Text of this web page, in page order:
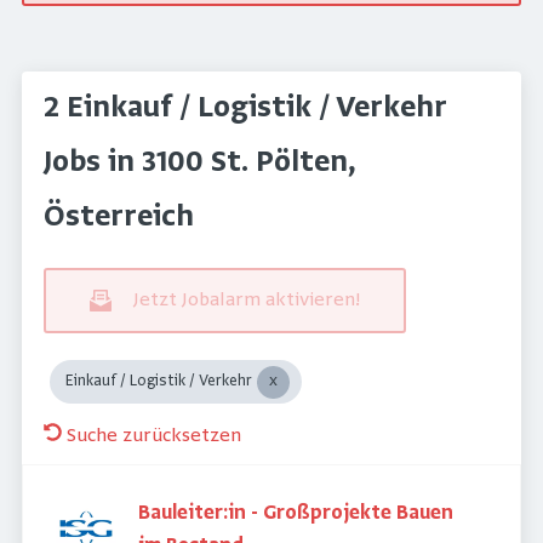
2 Einkauf / Logistik / Verkehr
Jobs in 3100 St. Pölten,
Österreich
Jetzt Jobalarm aktivieren!
Einkauf / Logistik / Verkehr
Suche zurücksetzen
Bauleiter:in - Großprojekte Bauen